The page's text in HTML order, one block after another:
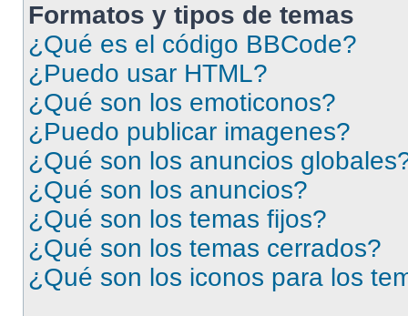
Formatos y tipos de temas
¿Qué es el código BBCode?
¿Puedo usar HTML?
¿Qué son los emoticonos?
¿Puedo publicar imagenes?
¿Qué son los anuncios
¿Qué son los anuncios?
¿Qué son los temas fijos?
¿Qué son los temas cerrados?
¿Qué son los iconos para los